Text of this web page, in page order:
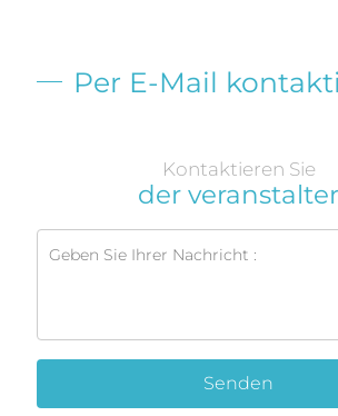
Per E-Mail
Kontaktieren Sie
der veranstalter
Senden